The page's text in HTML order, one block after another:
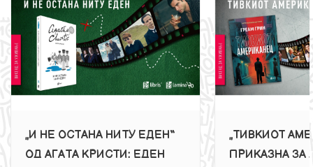
„И НЕ ОСТАНА НИТУ ЕДЕН“
ОД АГАТА КРИСТИ: ЕДЕН
„ТИВКИОТ
ПРИКАЗНА ЗА